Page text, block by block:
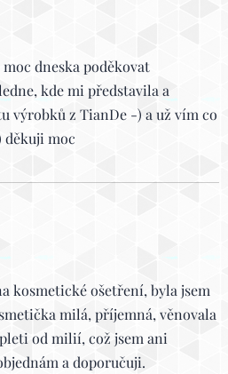
dneska poděkovat
kde mi představila a
výrobků z TianDe -) a už vím co
děkuji moc
kosmetické ošetření, byla jsem
milá, příjemná, věnovala
od milií, což jsem ani
a doporučuji.